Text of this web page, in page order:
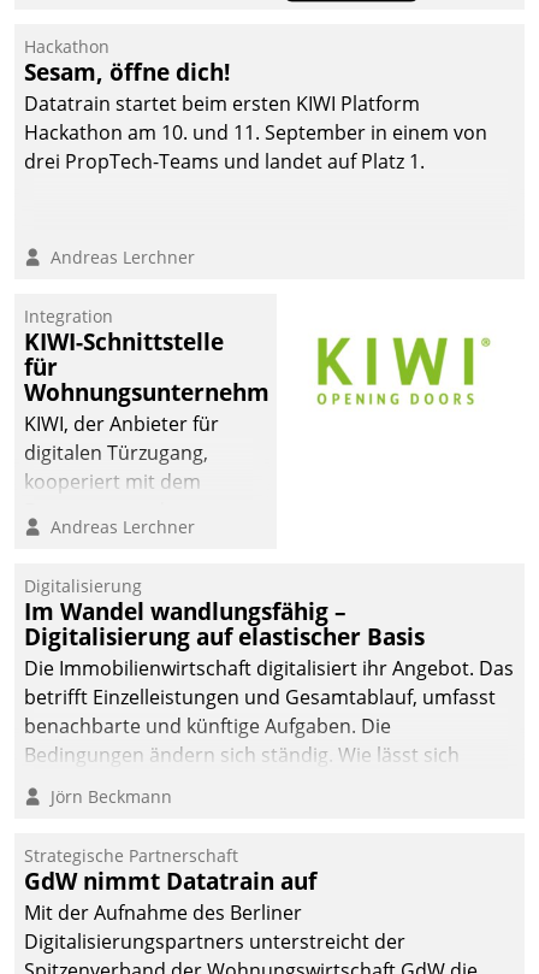
Die monatlichen
Mitteilungen zum
Heizungs- und
Wasserverbrauch gehen
automatisiert, vollständig
und auf Wunsch über
Kommunikationswege bei
Hackathon
Sesam, öffne dich!
Datatrain startet beim ersten KIWI Platform
Hackathon am 10. und 11. September in einem von
drei PropTech-Teams und landet auf Platz 1.
Andreas Lerchner
Integration
KIWI-Schnittstelle
für
Wohnungsunternehmen
KIWI, der Anbieter für
digitalen Türzugang,
kooperiert mit dem
Softwareentwicklungshaus
Andreas Lerchner
Digitalisierung
Im Wandel wandlungsfähig –
Digitalisierung auf elastischer Basis
Die Immobilienwirtschaft digitalisiert ihr Angebot. Das
betrifft Einzelleistungen und Gesamtablauf, umfasst
benachbarte und künftige Aufgaben. Die
Bedingungen ändern sich ständig. Wie lässt sich
technisch die Kontrolle wahren und zugleich Freiraum
fürs Wachsen öffnen?
Jörn Beckmann
Strategische Partnerschaft
GdW nimmt Datatrain auf
Mit der Aufnahme des Berliner
Digitalisierungspartners unterstreicht der